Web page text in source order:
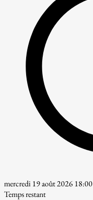
mercredi 19 août 2026 18:00
Temps restant